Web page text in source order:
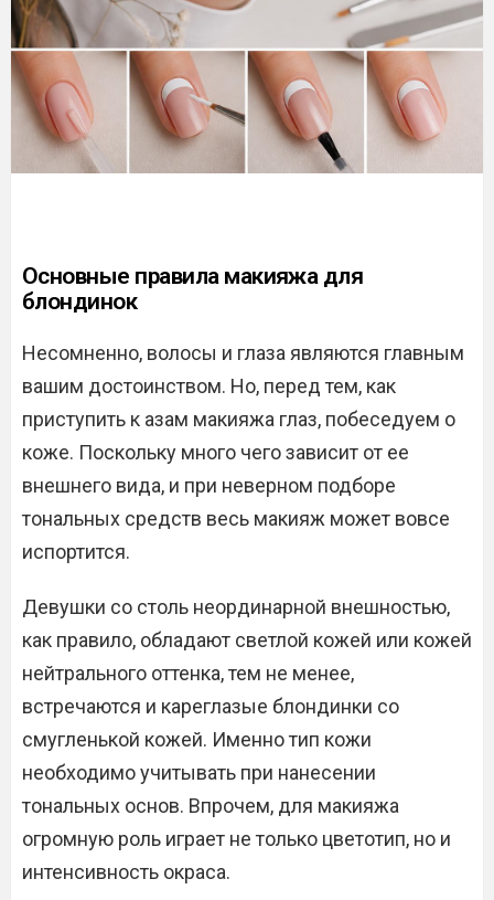
Основные правила макияжа для
блондинок
Несомненно, волосы и глаза являются главным
вашим достоинством. Но, перед тем, как
приступить к азам макияжа глаз, побеседуем о
коже. Поскольку много чего зависит от ее
внешнего вида, и при неверном подборе
тональных средств весь макияж может вовсе
испортится.
Девушки со столь неординарной внешностью,
как правило, обладают светлой кожей или кожей
нейтрального оттенка, тем не менее,
встречаются и кареглазые блондинки со
смугленькой кожей. Именно тип кожи
необходимо учитывать при нанесении
тональных основ. Впрочем, для макияжа
огромную роль играет не только цветотип, но и
интенсивность окраса.